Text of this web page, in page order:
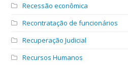
Recessão econômica
Recontratação de funcionários
Recuperação Judicial
Recursos Humanos